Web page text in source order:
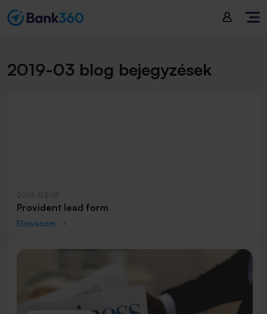
2019-03 blog bejegyzések
Provident lead form
Elolvasom